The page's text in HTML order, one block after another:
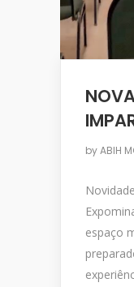
byABIH
espaço